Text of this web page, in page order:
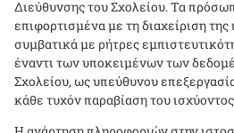
Διεύθυνσης του Σχολείου. Τα
επιφορτισμένα με τη διαχείριση
συμβατικά με ρήτρες
έναντι των υποκειμένων των
Σχολείου, ως υπεύθυνου
κάθε τυχόν παραβίαση του